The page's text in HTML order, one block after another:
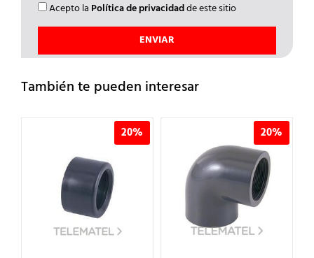
Acepto la Política de privacidadde este sitio
También te pueden interesar